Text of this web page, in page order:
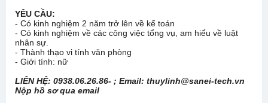
YÊU CẦU:
- Có kinh nghiệm 2 năm trở lên về kế toán
- Có kinh nghiệm về các công việc tổng vụ, am hiểu về luật
nhân sự.
- Thành thạo vi tính văn phòng
- Giới tính: nữ
LIÊN HỆ: 0938.06.26.86- ; Email: thuylinh@sanei-tech.vn
Nộp hồ sơ qua email